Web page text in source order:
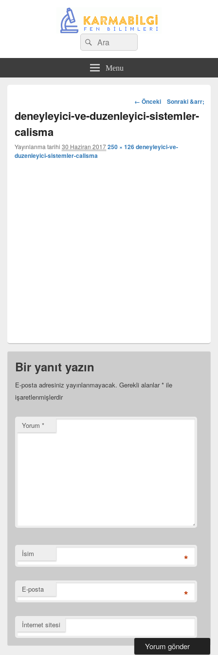
Search
for:
Ara
Menu
Görsel
dolaşım
← Önceki Sonraki &arr;
deneyleyici-ve-duzenleyici-sistemler-
calisma
Yayınlanma tarihi 30 Haziran 2017250 × 126deneyleyici-ve-
duzenleyici-sistemler-calisma
Bir yanıt yazın
E-posta adresiniz yayınlanmayacak. Gerekli alanlar* ile
işaretlenmişlerdir
Yorum *
İsim *
E-posta *
İnternet sitesi